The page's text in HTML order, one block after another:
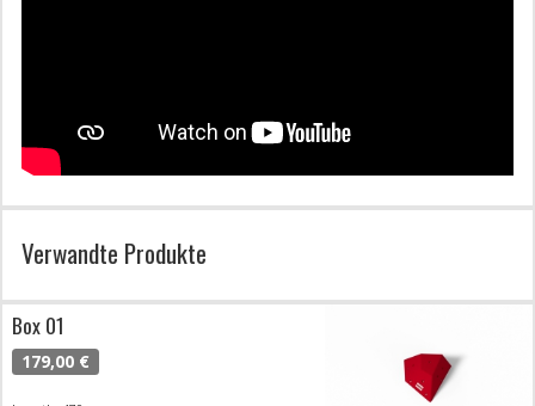
Verwandte Produkte
Box 01
179,00 €